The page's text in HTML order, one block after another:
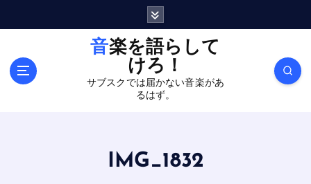
音楽を語らして
けろ！
サブスクでは届かない音楽があ
るはず。
IMG_1832